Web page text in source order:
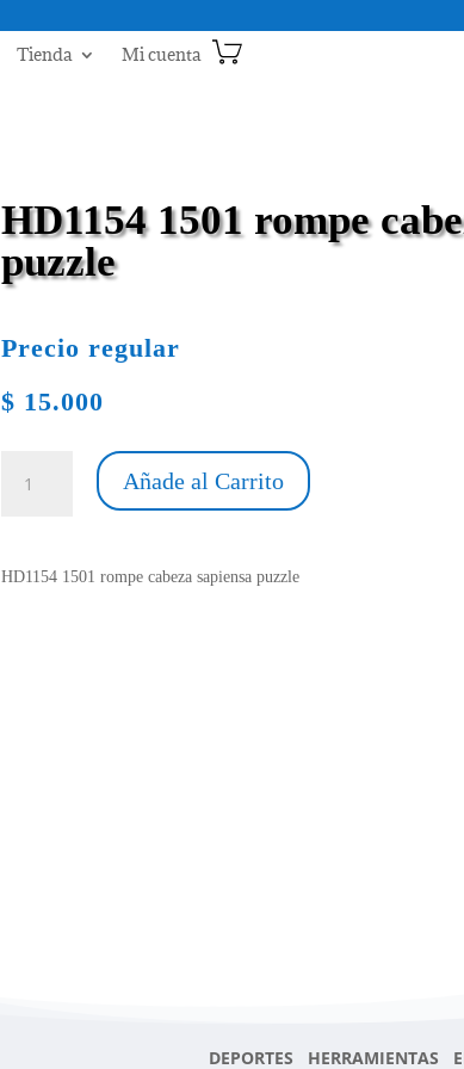
Tienda Mi cuenta
HD1154 1501 rompe
puzzle
Precio regular
$ 15.000
1501
sapiensa
Añade al Carrito
HD1154 1501 rompe cabeza sapiensa puzzle
DEPORTES HERRAMIENTAS